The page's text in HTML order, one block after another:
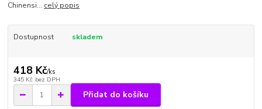
Chinensi... celý popis
Dostupnost skladem
418 Kč/ks
345 Kč bez DPH
Přidat do košíku